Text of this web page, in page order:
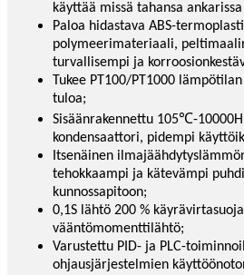
käyttää missä tahansa
Paloa hidastava ABS-
polymeerimateriaali,
turvallisempi ja
Tukee PT100/PT1000
tuloa;
Sisäänrakennettu 105℃-
kondensaattori, pidempi
Itsenäinen
tehokkaampi ja kätevämpi
kunnossapitoon;
0,1S lähtö 200 %
vääntömomenttilähtö;
Varustettu PID- ja PLC-
ohjausjärjestelmien